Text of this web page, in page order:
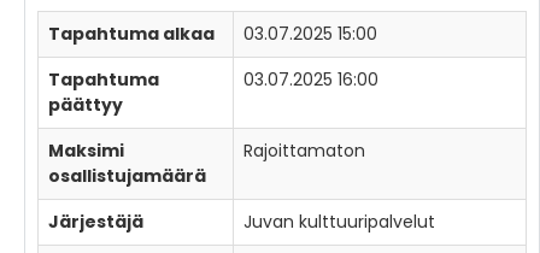
Tapahtuma alkaa
03.07.2025 15:00
Tapahtuma
päättyy
03.07.2025 16:00
Maksimi
osallistujamäärä
Rajoittamaton
Järjestäjä
Juvan kulttuuripalvelut